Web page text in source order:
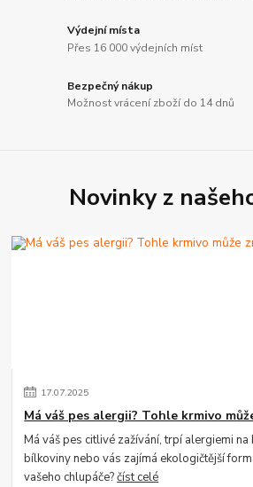
Výdejní místa
Přes 16 000 výdejních míst
Bezpečný nákup
Možnost vrácení zboží do 14 dnů
Novinky z
17.07.2025
Má váš pes alergii? Tohle krmivo
Má váš pes citlivé zažívání, trpí alergiemi na
bílkoviny nebo vás zajímá ekologičtější
vašeho chlupáče?číst celé